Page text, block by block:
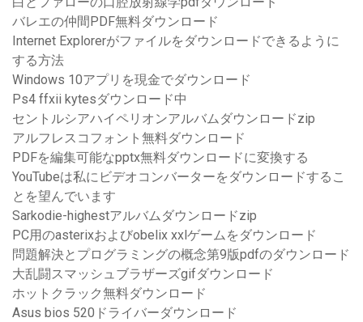
バレエの仲間PDF無料ダウンロード
Internet Explorerがファイルをダウンロードできるように
する方法
Windows 10アプリを現金でダウンロード
Ps4 ffxii kytesダウンロード中
セントルシアハイペリオンアルバムダウンロードzip
アルフレスコフォント無料ダウンロード
PDFを編集可能なpptx無料ダウンロードに変換する
YouTubeは私にビデオコンバーターをダウンロードするこ
とを望んでいます
Sarkodie-highestアルバムダウンロードzip
PC用のasterixおよびobelix xxlゲームをダウンロード
問題解決とプログラミングの概念第9版pdfのダウンロード
大乱闘スマッシュブラザーズgifダウンロード
ホットクラック無料ダウンロード
Asus bios 520ドライバーダウンロード